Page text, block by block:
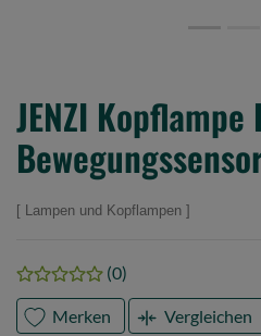
JENZI Kopflampe
Lampen und Kopflampen
(0)
Merken Vergleichen